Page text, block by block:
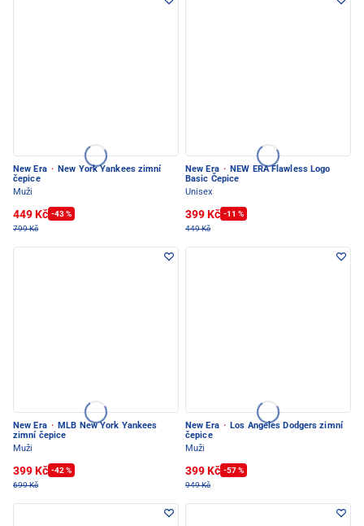
New Era · New York Yankees zimní
čepice
Muži
449 Kč -43 %
799 Kč
New Era · NEW ERA Flawless Logo
Basic Čepice
Unisex
399 Kč -11 %
449 Kč
New Era · MLB New York Yankees
zimní čepice
Muži
399 Kč -42 %
699 Kč
New Era · Los Angeles Dodgers zimní
čepice
Muži
399 Kč -57 %
949 Kč